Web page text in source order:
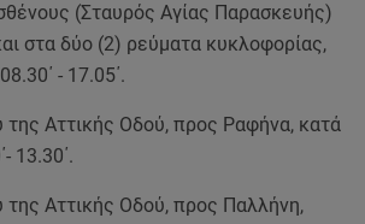
(Σταυρός Αγίας Παρασκευής)
στα δύο (2) ρεύματα κυκλοφορίας,
- 17.05΄.
της Αττικής Οδού, προς Ραφήνα, κατά
13.30΄.
της Αττικής Οδού, προς Παλλήνη,